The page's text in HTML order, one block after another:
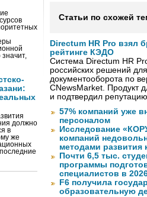
должно
в
же
Статьи по схожей
Directum HR Pro взял
рейтинге КЭДО
Система Directum HR
российских решений
документооборота по
CNewsMarket. Продукт
и подтвердил
57% компаний уже
персоналом
Исследование
компаний
методами развития
Почти 6,5 тыс.
программы
специалистов в
F6 получила
образовательную